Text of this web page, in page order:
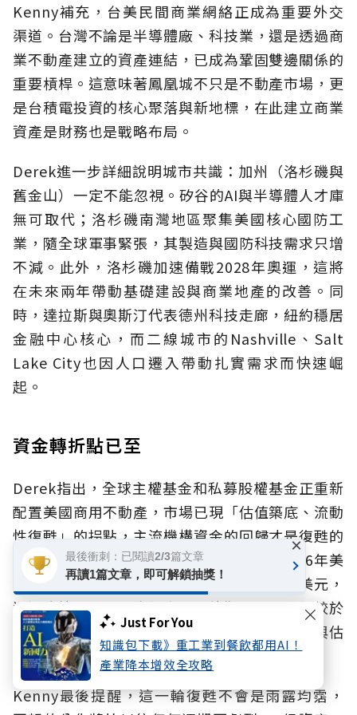
Just For You
知識包下載》重工業到餐飲都用AI！
產業降本增效全攻略
Kenny補充，台美民間商業網絡正成為重要外交
渠道。台灣不論是半導體廠、科技業，還是透過商
業不動產建立的資產連結，已成為鞏固雙邊關係的
重要槓桿。這意味著鳳凰城不只是不動產市場，更
是台積電投資的核心聚落與新地標，在此建立商業
資產是財務也是戰略布局。
Derek進一步詳細說明城市共識：加州（洛杉磯與
舊金山）一定不能忽視。矽谷的AI與半導體人才庫
無可取代；洛杉磯南灣地區聚集美國核心國防工
業，隨全球軍事緊張，其製造與國防科技需求只增
不減。此外，洛杉磯加速備戰2028年奧運，這將
在未來兩年帶動基礎建設與商業地產的改善。同
時，達拉斯與奧斯汀代表德州科技走廊，紐約穩居
金融中心核心，而二線城市的Nashville、Salt
Lake City也因人口遷入帶動扎實需求而快速崛
起。
資金轉折點已至
Derek指出，全球主權基金和私募股權基金正重新
配置美國商用不動產，市場已現「估值築底、流動
性復甦」的拐點，主流機構資金的回歸才是復甦的
主動能。數據佐證了此判斷：CBRE預測2026年美
國商用不動產交易量將年增16%至5,620億美元，
逼近疫情前均值。摩根大通與德勤也強調，相較於
股票和信用債券，當前商用不動產的風險溢價與估
值正處於十年低位。
Kenny最後提醒，這一輪復甦不會是雨露均霑，
最後衝刺：已閱讀2/3篇文章
再讀1篇文章，即可解鎖抽獎！
×